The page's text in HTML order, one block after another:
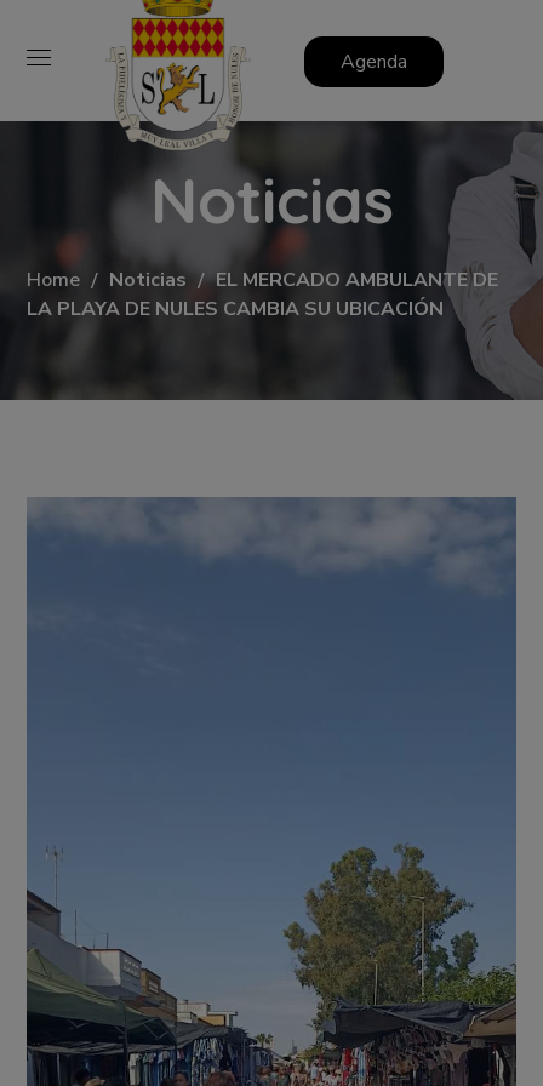
Agenda
Noticias
Home Noticias
EL MERCADO AMBULANTE DE
LA PLAYA DE NULES CAMBIA SU UBICACIÓN